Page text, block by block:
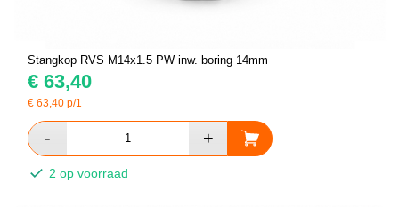
Stangkop RVS M14x1.5 PW inw. boring 14mm
€ 63,40
€63,40 p/1
2 op voorraad